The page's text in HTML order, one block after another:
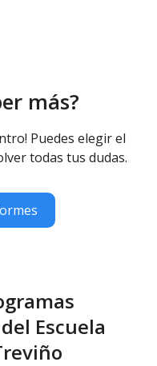
más?
Puedes elegir el
todas tus dudas.
Escuela